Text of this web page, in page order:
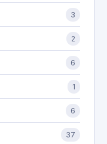
3
2
6
1
6
37